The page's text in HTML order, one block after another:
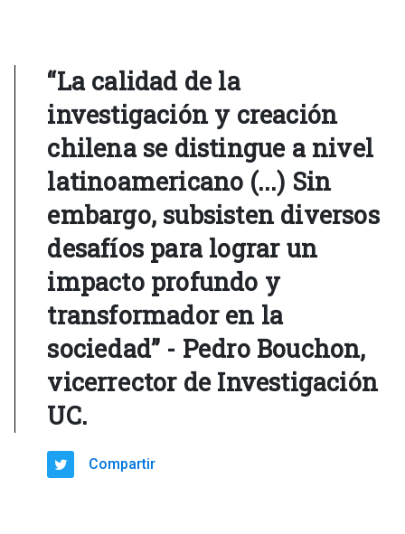
“La calidad de la
investigación y creación
chilena se distingue a nivel
latinoamericano (...) Sin
embargo, subsisten diversos
desafíos para lograr un
impacto profundo y
transformador en la
sociedad” - Pedro Bouchon,
vicerrector de Investigación
UC.
Compartir